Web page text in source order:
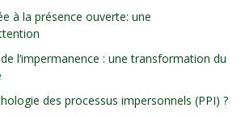
à la présence ouverte: une
l’impermanence : une transformation du
des processus impersonnels (PPI) ?